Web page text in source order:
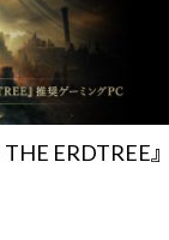
ERDTREE』